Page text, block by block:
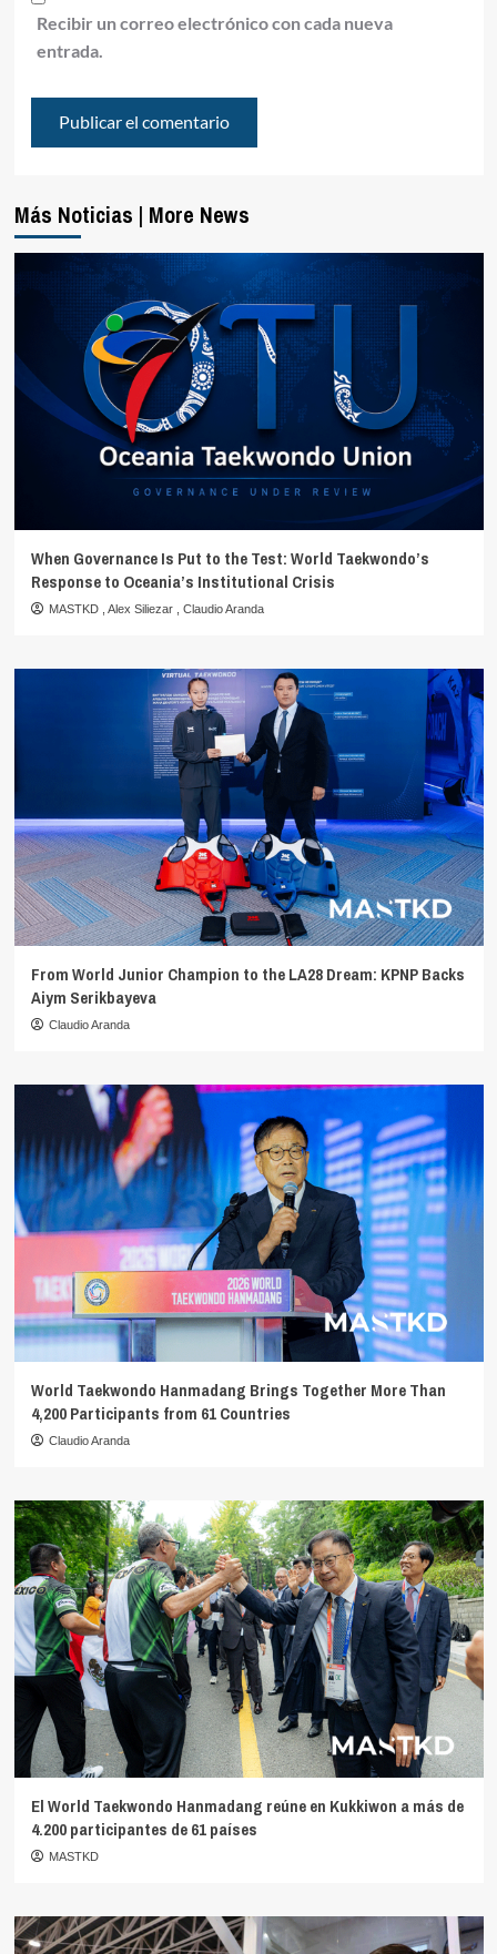
Recibir un correo electrónico con cada nueva
entrada.
Más Noticias | More News
When Governance Is Put to the Test: World Taekwondo’s
Response to Oceania’s Institutional Crisis
MASTKD Alex Siliezar Claudio Aranda
From World Junior Champion to the LA28 Dream: KPNP Backs
Aiym Serikbayeva
Claudio Aranda
World Taekwondo Hanmadang Brings Together More Than
4,200 Participants from 61 Countries
Claudio Aranda
El World Taekwondo Hanmadang reúne en Kukkiwon a más de
4.200 participantes de 61 países
MASTKD